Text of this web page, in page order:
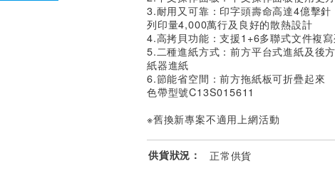
3.耐用又可靠：印字頭壽命高達4億擊針
列印量4,000萬行及良好的散熱設計
4.高拷貝功能：支援1+6多聯式文件複
5.二種進紙方式：前方平台式進紙及後
紙器進紙
6.節能省空間：前方拖紙板可折疊起來
色帶型號C13S015611
※舊換新專案不適用上網活動
供貨狀況： 正常供貨